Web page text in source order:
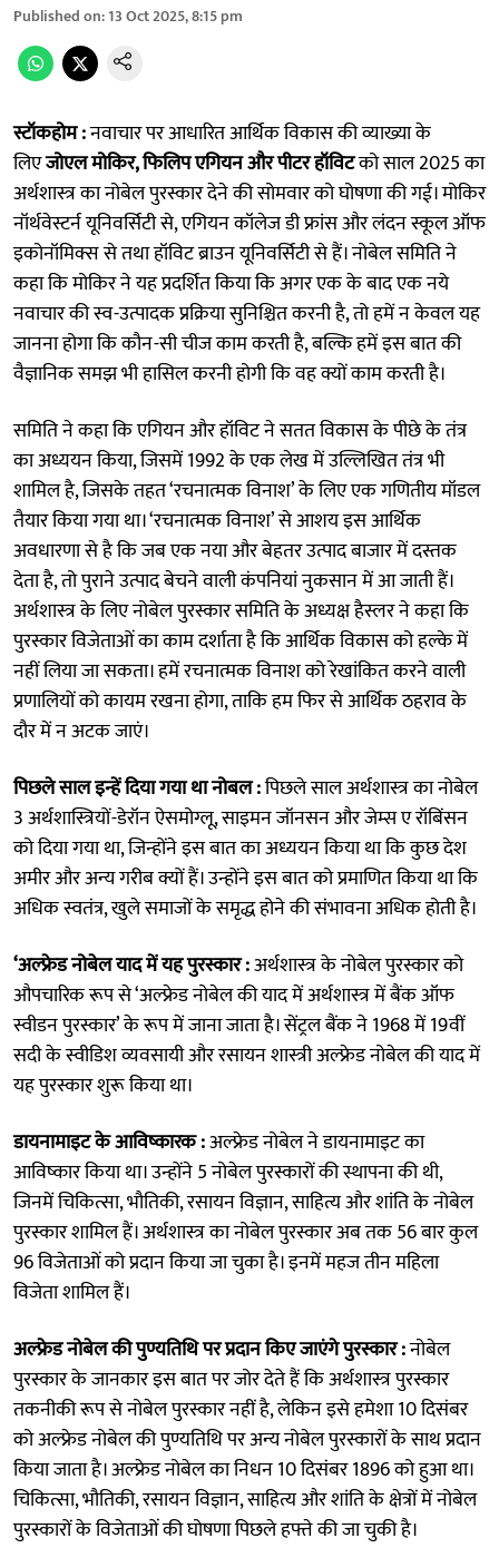
Published on:13 Oct 2025, 8:15 pm
स्टॉकहोम :नवाचार पर आधारित आर्थिक विकास की व्याख्या के
लिएजोएल मोकिर, फिलिप एगियन और पीटर हॉविटको साल 2025 का
अर्थशास्त्र का नोबेल पुरस्कार देने की सोमवार को घोषणा की गई। मोकिर
नॉर्थवेस्टर्न यूनिवर्सिटी से, एगियन कॉलेज डी फ्रांस और लंदन स्कूल ऑफ
इकोनॉमिक्स से तथा हॉविट ब्राउन यूनिवर्सिटी से हैं। नोबेल समिति ने
कहा कि मोकिर ने यह प्रदर्शित किया कि अगर एक के बाद एक नये
नवाचार की स्व-उत्पादक प्रक्रिया सुनिश्चित करनी है, तो हमें न केवल यह
जानना होगा कि कौन-सी चीज काम करती है, बल्कि हमें इस बात की
वैज्ञानिक समझ भी हासिल करनी होगी कि वह क्यों काम करती है।
समिति ने कहा कि एगियन और हॉविट ने सतत विकास के पीछे के तंत्र
का अध्ययन किया, जिसमें 1992 के एक लेख में उल्लिखित तंत्र भी
शामिल है, जिसके तहत ‘रचनात्मक विनाश’ के लिए एक गणितीय मॉडल
तैयार किया गया था। ‘रचनात्मक विनाश’ से आशय इस आर्थिक
अवधारणा से है कि जब एक नया और बेहतर उत्पाद बाजार में दस्तक
देता है, तो पुराने उत्पाद बेचने वाली कंपनियां नुकसान में आ जाती हैं।
अर्थशास्त्र के लिए नोबेल पुरस्कार समिति के अध्यक्ष हैस्लर ने कहा कि
पुरस्कार विजेताओं का काम दर्शाता है कि आर्थिक विकास को हल्के में
नहीं लिया जा सकता। हमें रचनात्मक विनाश को रेखांकित करने वाली
प्रणालियों को कायम रखना होगा, ताकि हम फिर से आर्थिक ठहराव के
दौर में न अटक जाएं।
पिछले साल इन्हें दिया गया था नोबल :पिछले साल अर्थशास्त्र का नोबेल
3 अर्थशास्त्रियों-डेरॉन ऐसमोग्लू, साइमन जॉनसन और जेम्स ए रॉबिंसन
को दिया गया था, जिन्होंने इस बात का अध्ययन किया था कि कुछ देश
अमीर और अन्य गरीब क्यों हैं। उन्होंने इस बात को प्रमाणित किया था कि
अधिक स्वतंत्र, खुले समाजों के समृद्ध होने की संभावना अधिक होती है।
‘अल्फ्रेड नोबेल याद में यह पुरस्कार :अर्थशास्त्र के नोबेल पुरस्कार को
औपचारिक रूप से ‘अल्फ्रेड नोबेल की याद में अर्थशास्त्र में बैंक ऑफ
स्वीडन पुरस्कार’ के रूप में जाना जाता है। सेंट्रल बैंक ने 1968 में 19वीं
सदी के स्वीडिश व्यवसायी और रसायन शास्त्री अल्फ्रेड नोबेल की याद में
यह पुरस्कार शुरू किया था।
डायनामाइट के आविष्कारक :अल्फ्रेड नोबेल ने डायनामाइट का
आविष्कार किया था। उन्होंने 5 नोबेल पुरस्कारों की स्थापना की थी,
जिनमें चिकित्सा, भौतिकी, रसायन विज्ञान, साहित्य और शांति के नोबेल
पुरस्कार शामिल हैं। अर्थशास्त्र का नोबेल पुरस्कार अब तक 56 बार कुल
96 विजेताओं को प्रदान किया जा चुका है। इनमें महज तीन महिला
विजेता शामिल हैं।
अल्फ्रेड नोबेल की पुण्यतिथि पर प्रदान किए जाएंगे पुरस्कार :नोबेल
पुरस्कार के जानकार इस बात पर जोर देते हैं कि अर्थशास्त्र पुरस्कार
तकनीकी रूप से नोबेल पुरस्कार नहीं है, लेकिन इसे हमेशा 10 दिसंबर
को अल्फ्रेड नोबेल की पुण्यतिथि पर अन्य नोबेल पुरस्कारों के साथ प्रदान
किया जाता है। अल्फ्रेड नोबेल का निधन 10 दिसंबर 1896 को हुआ था।
चिकित्सा, भौतिकी, रसायन विज्ञान, साहित्य और शांति के क्षेत्रों में नोबेल
पुरस्कारों के विजेताओं की घोषणा पिछले हफ्ते की जा चुकी है।